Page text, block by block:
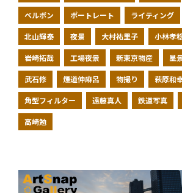
ベルボン ポートレート ライティング
北山輝泰 夜景 大村祐里子 小林孝
岩崎拓哉 工場夜景 新東京物産 星
武石修 煙道伸麻呂 物撮り 萩原和
角型フィルター 遠藤真人 鉄道写真
高崎勉